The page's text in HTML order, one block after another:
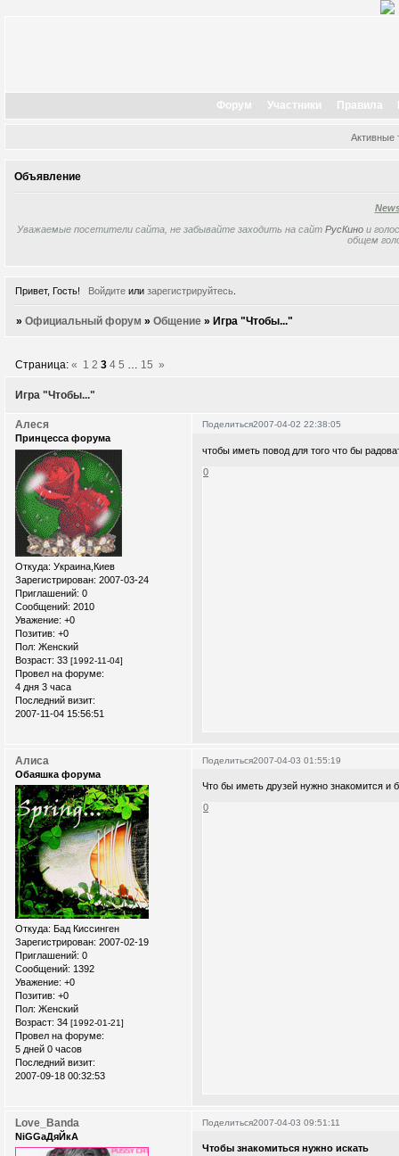
Форум Участники Правила
Активные
Объявление
Уважаемые посетители сайта, не забывайте заходить на сайт РусКино и
общем
Привет, Гость! Войдитеили зарегистрируйтесь.
»Официальный форум »Общение »Игра "Чтобы..."
Игра "Чтобы..."
Страница:« 1 2 3 4 5 … 15 »
Поделиться2007-04-02 22:38:05
Алеся
Принцесса форума
Откуда: Украина,Киев
Зарегистрирован: 2007-03-24
Приглашений: 0
Сообщений: 2010
Уважение: +0
Позитив: +0
Пол: Женский
Возраст: 33 [1992-11-04]
Провел на форуме:
4 дня 3 часа
Последний визит:
2007-11-04 15:56:51
чтобы иметь повод для того что бы
0
Поделиться2007-04-03 01:55:19
Алиса
Обаяшка форума
Откуда: Бад Киссинген
Зарегистрирован: 2007-02-19
Приглашений: 0
Сообщений: 1392
Уважение: +0
Позитив: +0
Пол: Женский
Возраст: 34 [1992-01-21]
Провел на форуме:
5 дней 0 часов
Последний визит:
2007-09-18 00:32:53
Что бы иметь друзей нужно знакомится и
0
Поделиться2007-04-03 09:51:11
Love_Banda
NiGGaДяЙкА
Чтобы знакомиться нужно искать